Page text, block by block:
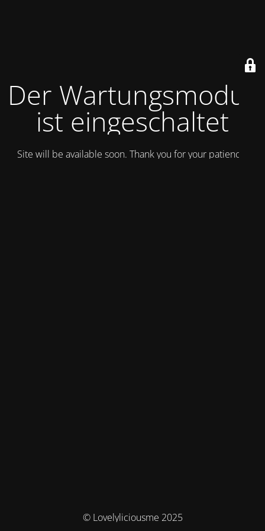
Der Wartungsmodus
ist eingeschaltet
Site will be available soon. Thank you for your patience!
© Lovelyliciousme 2025